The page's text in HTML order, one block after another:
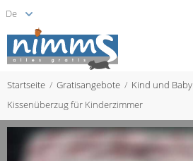
Startseite Gratisangebote Kind und Baby
Kissenüberzug für Kinderzimmer